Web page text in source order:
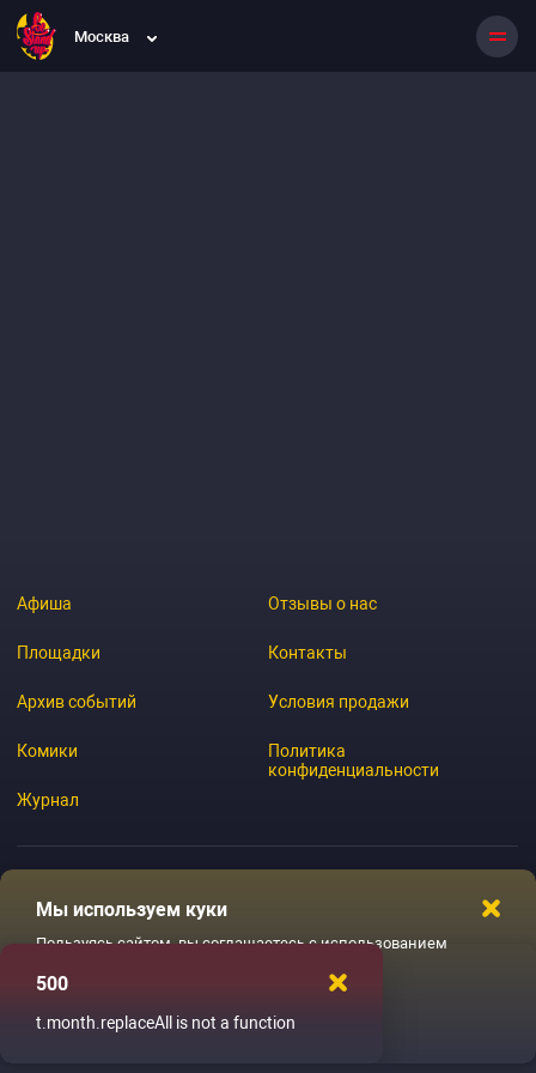
Москва
Афиша
Площадки
Архив событий
Комики
Журнал
Отзывы о нас
Контакты
Условия продажи
Политика
конфиденциальности
Мы используем куки
Пользуясь сайтом, вы соглашаетесь с использованием
Ладненько
500
t.month.replaceAll is not a function